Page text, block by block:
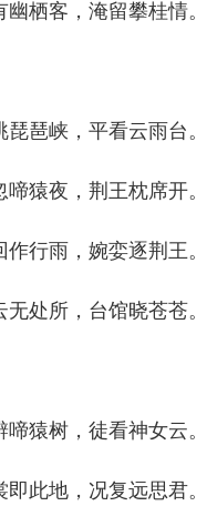
幽栖客，淹留攀桂情。
琵琶峡，平看云雨台。
啼猿夜，荆王枕席开。
作行雨，婉娈逐荆王。
无处所，台馆晓苍苍。
啼猿树，徒看神女云。
即此地，况复远思君。